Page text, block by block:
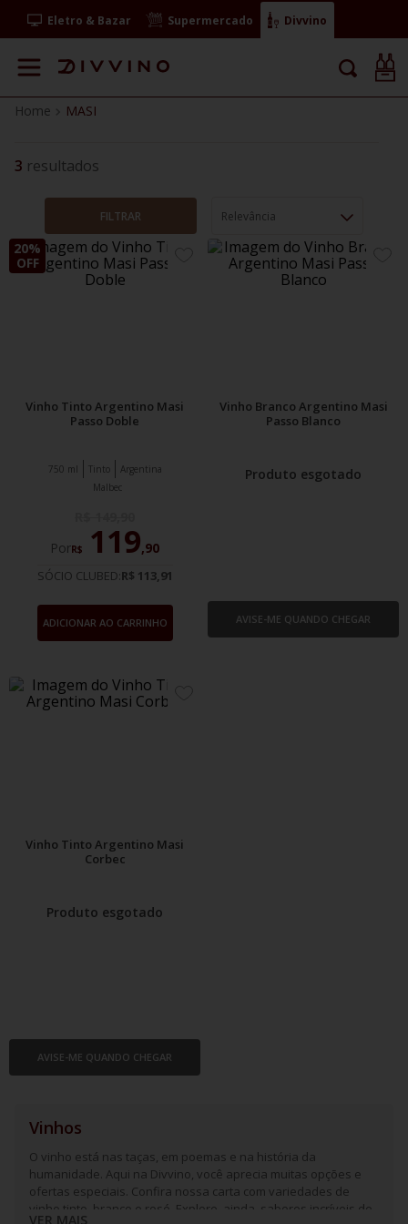
Eletro & Bazar Supermercado Divvino
MASI
3
FILTRAR Relevância
20%
OFF
Vinho Tinto Argentino Masi
Passo Doble
Tinto Argentina
750 ml
Malbec
PorR$ 119,90
SÓCIO CLUBED:R$ 113,91
ADICIONAR AO CARRINHO
Vinho Branco Argentino Masi
Passo Blanco
Produto esgotado
AVISE-ME QUANDO CHEGAR
Vinho Tinto Argentino Masi
Corbec
Produto esgotado
AVISE-ME QUANDO CHEGAR
Vinhos
O vinho está nas taças, em poemas e na história da
humanidade. Aqui na Divvino, você aprecia muitas opções e
ofertas especiais. Confira nossa carta com variedades de
vinho tinto, branco e rosé. Explore, ainda, sabores incríveis de
VER MAIS